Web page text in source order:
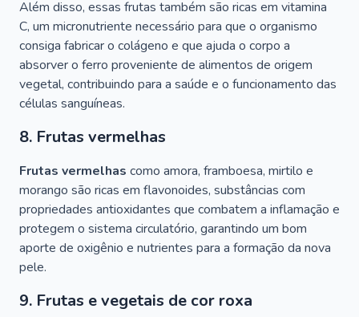
Além disso, essas frutas também são ricas em vitamina
C, um micronutriente necessário para que o organismo
consiga fabricar o colágeno e que ajuda o corpo a
absorver o ferro proveniente de alimentos de origem
vegetal, contribuindo para a saúde e o funcionamento das
células sanguíneas.
8. Frutas vermelhas
Frutas vermelhas como amora, framboesa, mirtilo e
morango são ricas em flavonoides, substâncias com
propriedades antioxidantes que combatem a inflamação e
protegem o sistema circulatório, garantindo um bom
aporte de oxigênio e nutrientes para a formação da nova
pele.
9. Frutas e vegetais de cor roxa